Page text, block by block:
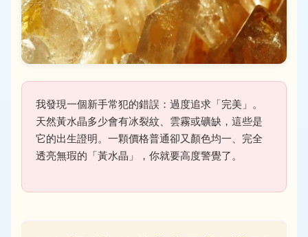
我發現一個新手常犯的錯誤：過度追求「完美」。
天然黃水晶多少會有冰裂紋、雲霧或礦缺，這些是
它的出生證明。一顆價格普通卻又顏色均一、完全
透亮無瑕的「黃水晶」，你就要高度警覺了。